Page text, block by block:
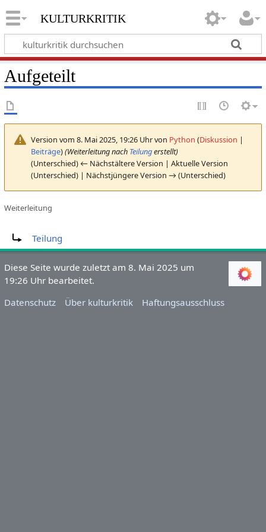
kulturkritik
Aufgeteilt
Version vom 8. Mai 2025, 19:26 Uhr von Python (Diskussion |
Beiträge)(Weiterleitung nach Teilungerstellt)
(Unterschied) ← Nächstältere Version | Aktuelle Version
(Unterschied) | Nächstjüngere Version → (Unterschied)
Weiterleitung
Teilung
Diese Seite wurde zuletzt am 8. Mai 2025 um
19:26 Uhr bearbeitet.
Datenschutz
Über kulturkritik Haftungsausschluss